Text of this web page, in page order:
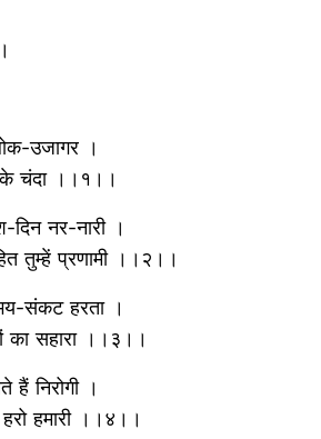
उजागर ।
के चंदा ।।१।।
दिन नर-नारी ।
तुम्हें प्रणामी ।।२।।
संकट हरता ।
का सहारा ।।३।।
हैं निरोगी ।
हरो हमारी ।।४।।